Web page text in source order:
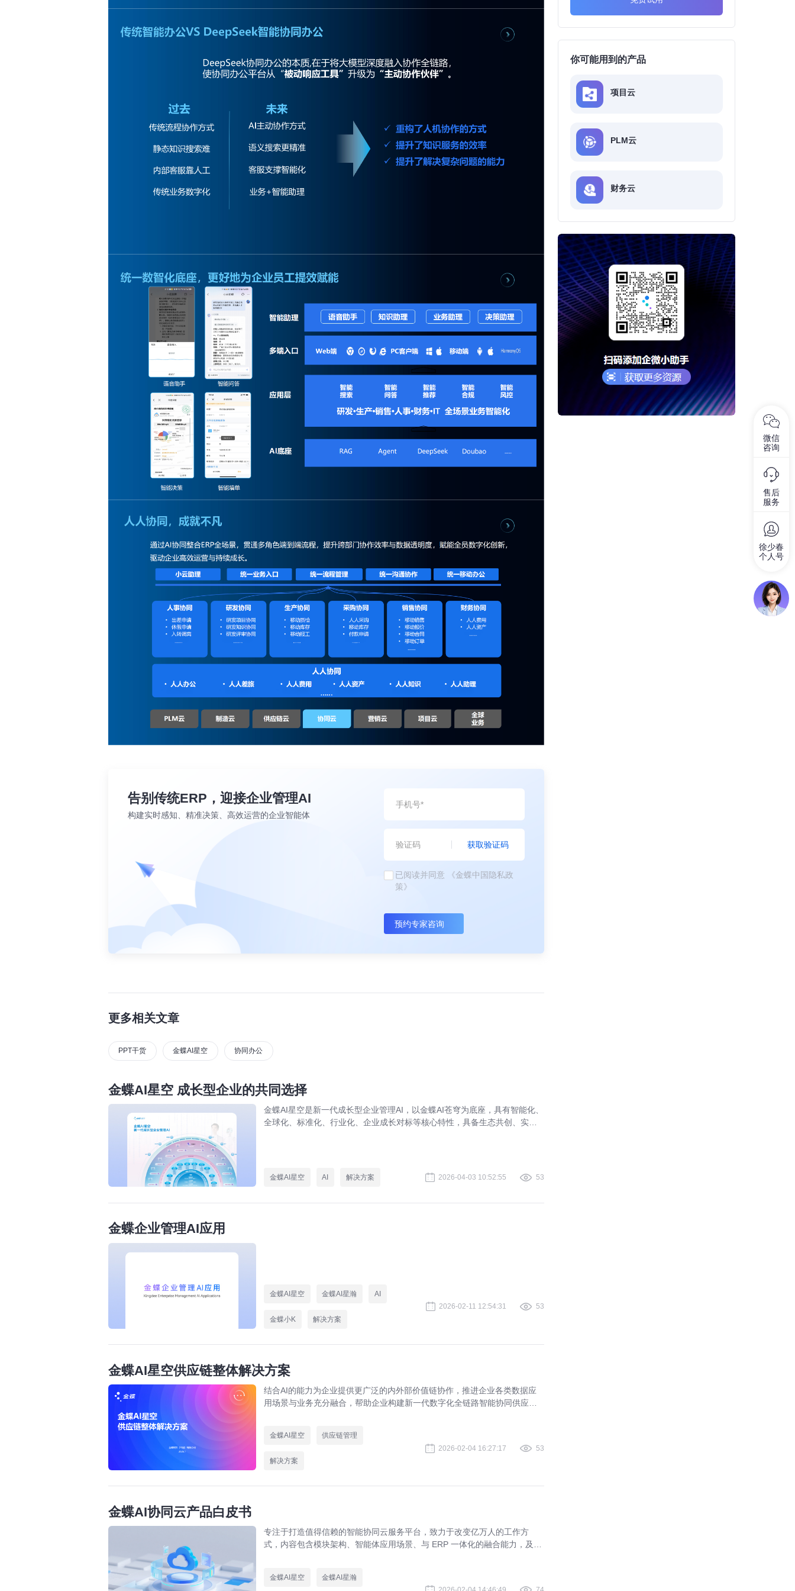
告别传统ERP，迎接企业管理AI
构建实时感知、精准决策、高效运营的企业智能体
获取验证码
已阅读并同意
《金蝶中国隐私政
策》
预约专家咨询
更多相关文章
PPT干货 金蝶AI星空 协同办公
金蝶AI星空 成长型企业的共同选择
金蝶AI星空是新一代成长型企业管理AI，以金蝶AI苍穹为底座，具有智能化、
全球化、标准化、行业化、企业成长对标等核心特性，具备生态共创、实时
金蝶AI星空 AI 解决方案 2026-04-03 10:52:55 53
金蝶企业管理AI应用
金蝶AI星空 金蝶AI星瀚 AI
金蝶小K 解决方案
2026-02-11 12:54:31 53
金蝶AI星空供应链整体解决方案
结合AI的能力为企业提供更广泛的内外部价值链协作，推进企业各类数据应
用场景与业务充分融合，帮助企业构建新一代数字化全链路智能协同供应链
金蝶AI星空 供应链管理
解决方案
2026-02-04 16:27:17 53
金蝶AI协同云产品白皮书
专注于打造值得信赖的智能协同云服务平台，致力于改变亿万人的工作方
式，内容包含模块架构、智能体应用场景、与 ERP 一体化的融合能力，及组
金蝶AI星空
金蝶AI星瀚
你可能用到的产品
项目云
PLM云
财务云
微信
咨询
售后
服务
徐少春
个人号